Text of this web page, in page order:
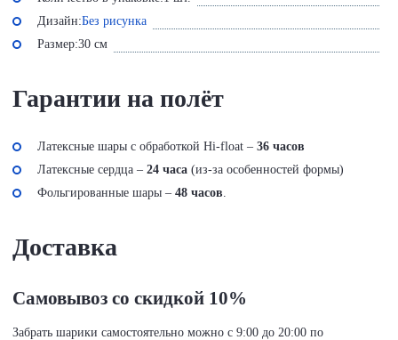
Дизайн:Без рисунка
Размер:30 см
Гарантии на полёт
Латексные шары с обработкой Hi-float – 36 часов
Латексные сердца – 24 часа (из-за особенностей формы)
Фольгированные шары – 48 часов
Доставка
Самовывоз со скидкой 10%
Забрать шарики самостоятельно можно с 9:00 до 20:00 по